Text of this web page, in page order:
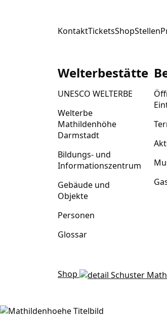
KontaktTicketsShopStellen
Welterbestätte
UNESCO WELTERBE
Welterbe
Mathildenhöhe
Darmstadt
Bildungs- und
Informationszentrum
Gebäude und
Objekte
Personen
Glossar
Shop